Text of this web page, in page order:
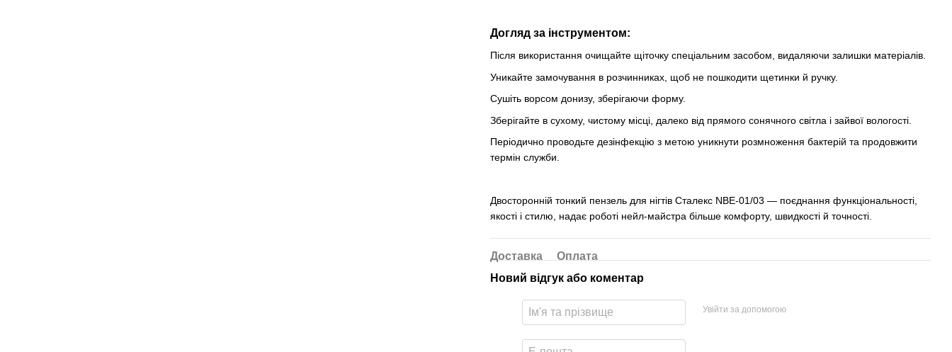
Догляд за інструментом:
Після використання очищайте щіточку спеціальним засобом, видаляючи залишки матеріалів.
Уникайте замочування в розчинниках, щоб не пошкодити щетинки й ручку.
Сушіть ворсом донизу, зберігаючи форму.
Зберігайте в сухому, чистому місці, далеко від прямого сонячного світла і зайвої вологості.
Періодично проводьте дезінфекцію з метою уникнути розмноження бактерій та продовжити
термін служби.
Двосторонній тонкий пензель для нігтів Сталекс NBE-01/03 — поєднання функціональності,
якості і стилю, надає роботі нейл-майстра більше комфорту, швидкості й точності.
Доставка
Оплата
Новий відгук або коментар
Увійти за допомогою